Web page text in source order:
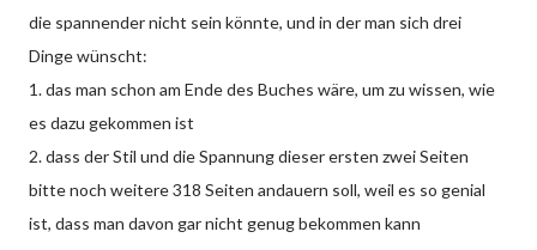
die spannender nicht sein könnte, und in der man sich drei
Dinge wünscht:
1. das man schon am Ende des Buches wäre, um zu wissen, wie
es dazu gekommen ist
2. dass der Stil und die Spannung dieser ersten zwei Seiten
bitte noch weitere 318 Seiten andauern soll, weil es so genial
ist, dass man davon gar nicht genug bekommen kann